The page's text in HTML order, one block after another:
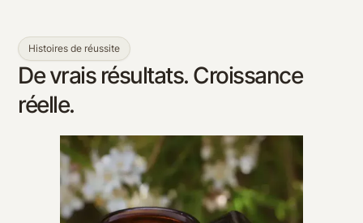
Histoires de réussite
De vrais résultats. Croissance
réelle.